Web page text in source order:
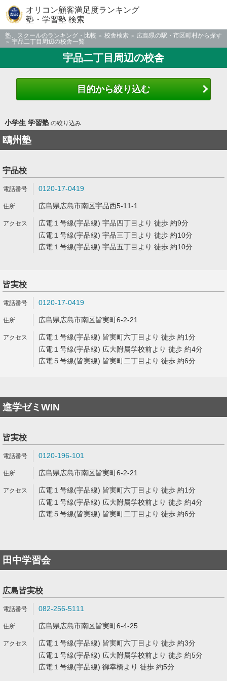
オリコン顧客満足度ランキング
塾・学習塾 検索
塾、スクールのランキング・比較 校舎検索
広島県の駅・市区町村から探す
宇品二丁目周辺の校舎一覧
宇品二丁目周辺の校舎
目的から絞り込む
小学生 学習塾の絞り込み
鴎州塾
宇品校
0120-17-0419
広島県広島市南区宇品西5-11-1
広電１号線(宇品線) 宇品四丁目より 徒歩 約9分
広電１号線(宇品線) 宇品三丁目より 徒歩 約10分
広電１号線(宇品線) 宇品五丁目より 徒歩 約10分
皆実校
0120-17-0419
広島県広島市南区皆実町6-2-21
広電１号線(宇品線) 皆実町六丁目より 徒歩 約1分
広電１号線(宇品線) 広大附属学校前より 徒歩 約4分
広電５号線(皆実線) 皆実町二丁目より 徒歩 約6分
進学ゼミWIN
皆実校
0120-196-101
広島県広島市南区皆実町6-2-21
広電１号線(宇品線) 皆実町六丁目より 徒歩 約1分
広電１号線(宇品線) 広大附属学校前より 徒歩 約4分
広電５号線(皆実線) 皆実町二丁目より 徒歩 約6分
田中学習会
広島皆実校
082-256-5111
広島県広島市南区皆実町6-4-25
広電１号線(宇品線) 皆実町六丁目より 徒歩 約3分
広電１号線(宇品線) 広大附属学校前より 徒歩 約5分
広電１号線(宇品線) 御幸橋より 徒歩 約5分